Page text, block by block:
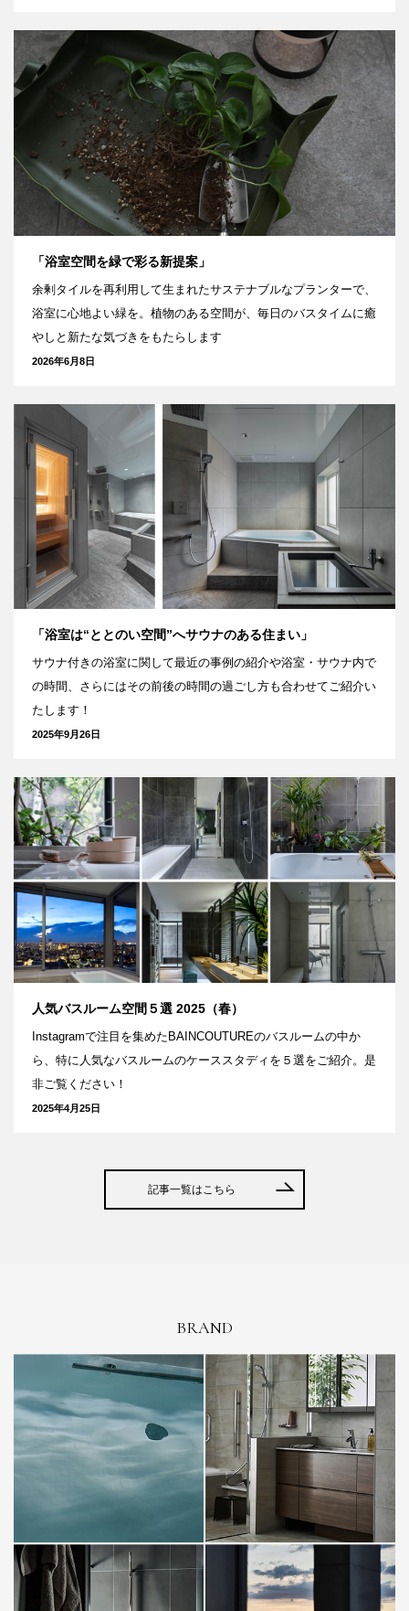
「浴室空間を緑で彩る新提案」
余剰タイルを再利用して生まれたサステナブルなプランターで、
浴室に心地よい緑を。植物のある空間が、毎日のバスタイムに癒
やしと新たな気づきをもたらします
2026年6月8日
「浴室は“ととのい空間”へサウナのある住まい」
サウナ付きの浴室に関して最近の事例の紹介や浴室・サウナ内で
の時間、さらにはその前後の時間の過ごし方も合わせてご紹介い
たします！
2025年9月26日
人気バスルーム空間５選 2025（春）
Instagramで注目を集めたBAINCOUTUREのバスルームの中か
ら、特に人気なバスルームのケーススタディを５選をご紹介。是
非ご覧ください！
2025年4月25日
記事一覧はこちら
BRAND